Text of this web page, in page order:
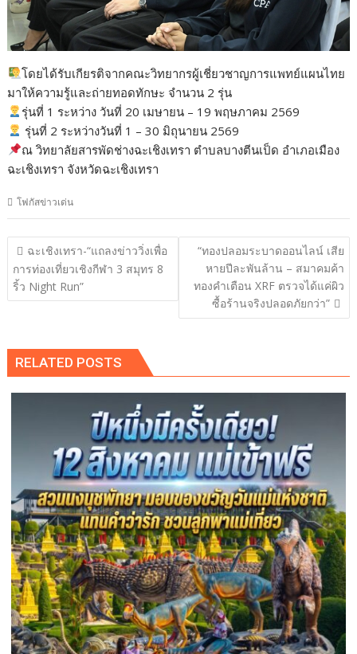
โดยได้รับเกียรติจากคณะวิทยากรผู้เชี่ยวชาญการแพทย์แผนไทย
มาให้ความรู้และถ่ายทอดทักษะ จำนวน 2 รุ่น
รุ่นที่ 1 ระหว่าง วันที่ 20 เมษายน – 19 พฤษภาคม 2569
รุ่นที่ 2 ระหว่างวันที่ 1 – 30 มิถุนายน 2569
ณ วิทยาลัยสารพัดช่างฉะเชิงเทรา ตำบลบางตีนเป็ด อำเภอเมือง
ฉะเชิงเทรา จังหวัดฉะเชิงเทรา
โฟกัสข่าวเด่น
แนะแนว
เรื่อง
ฉะเชิงเทรา-“แถลงข่าววิ่งเพื่อ
การท่องเที่ยวเชิงกีฬา 3 สมุทร 8
ริ้ว Night Run”
“ทองปลอมระบาดออนไลน์ เสีย
หายปีละพันล้าน – สมาคมค้า
ทองคำเตือน XRF ตรวจได้แค่ผิว
ซื้อร้านจริงปลอดภัยกว่า”
RELATED POSTS